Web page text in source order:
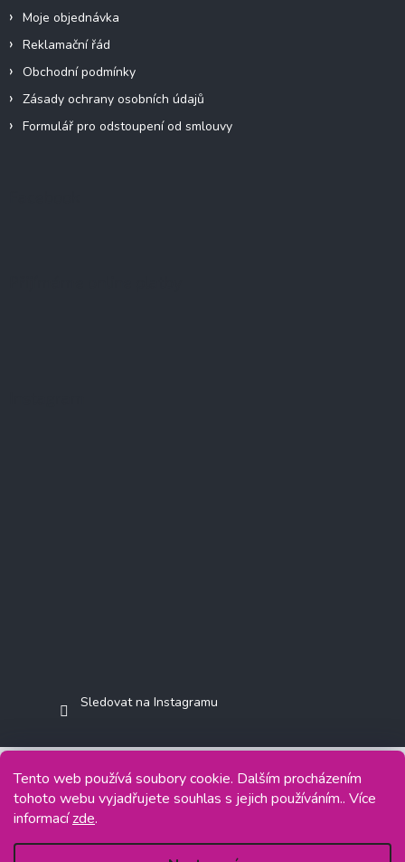
Tento web používá soubory cookie. Dalším procházením
tohoto webu vyjadřujete souhlas s jejich používáním.. Více
informacízde.
Moje objednávka
Reklamační řád
Obchodní podmínky
Zásady ochrany osobních údajů
Formulář pro odstoupení od smlouvy
Sledovat na Instagramu
Copyright 2026Jasminkashop.cz. Všechna práva vyhrazena.